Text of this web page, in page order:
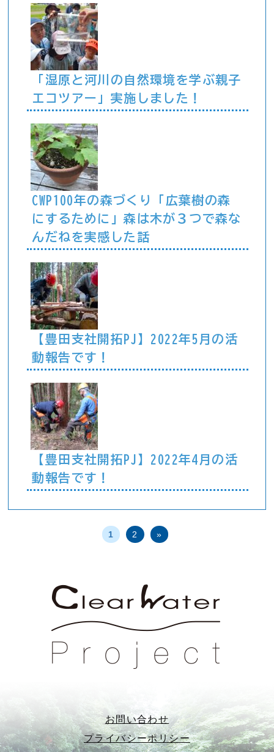
「湿原と河川の自然環境を学ぶ親子
エコツアー」実施しました！
CWP100年の森づくり「広葉樹の森
にするために」森は木が３つで森な
んだねを実感した話
【豊田支社開拓PJ】2022年5月の活
動報告です！
【豊田支社開拓PJ】2022年4月の活
動報告です！
1 2 »
お問い合わせ
プライバシーポリシー